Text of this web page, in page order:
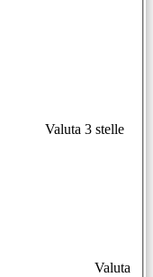
Valuta 3 stelle
Valuta